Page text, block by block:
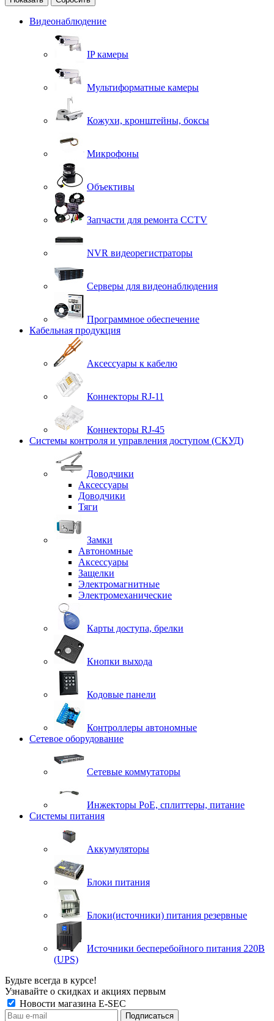
Видеонаблюдение
IP камеры
Мультиформатные камеры
Кожухи, кронштейны, боксы
Микрофоны
Объективы
Запчасти для ремонта CCTV
NVR видеорегистраторы
Серверы для видеонаблюдения
Программное обеспечение
Кабельная продукция
Аксессуары к кабелю
Коннекторы RJ-11
Коннекторы RJ-45
Системы контроля и управления доступом (СКУД)
Доводчики
Аксессуары
Доводчики
Тяги
Замки
Автономные
Аксессуары
Защелки
Электромагнитные
Электромеханические
Карты доступа, брелки
Кнопки выхода
Кодовые панели
Контроллеры автономные
Сетевое оборудование
Сетевые коммутаторы
Инжекторы РоЕ, сплиттеры, питание
Системы питания
Аккумуляторы
Блоки питания
Блоки(источники) питания резервные
Источники бесперебойного питания 220В
(UPS)
Будьте всегда в курсе!
Узнавайте о скидках и акциях первым
Новости магазина E-SEC